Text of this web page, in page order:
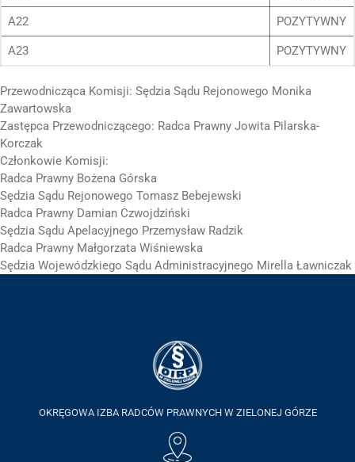
A22 POZYTYWNY
A23 POZYTYWNY
Przewodnicząca Komisji: Sędzia Sądu Rejonowego Monika
Zawartowska
Zastępca Przewodniczącego: Radca Prawny Jowita Pilarska-
Korczak
Członkowie Komisji:
Radca Prawny Bożena Górska
Sędzia Sądu Rejonowego Tomasz Bebejewski
Radca Prawny Damian Czwojdziński
Sędzia Sądu Apelacyjnego Przemysław Radzik
Radca Prawny Małgorzata Wiśniewska
Sędzia Wojewódzkiego Sądu Administracyjnego Mirella Ławniczak
OKRĘGOWA IZBA RADCÓW PRAWNYCH W ZIELONEJ GÓRZE